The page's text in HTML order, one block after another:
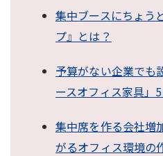
集中ブースにちょう
プ』とは？
予算がない企業でも
ースオフィス家具」
集中席を作る会社増
がるオフィス環境の